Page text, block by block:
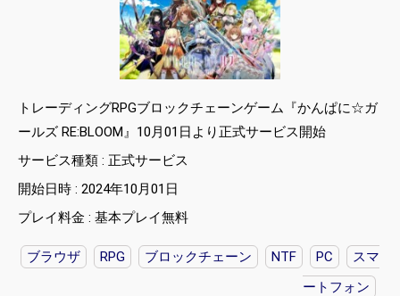
トレーディングRPGブロックチェーンゲーム『かんぱに☆ガ
ールズ RE:BLOOM』10月01日より正式サービス開始
サービス種類 : 正式サービス
開始日時 : 2024年10月01日
プレイ料金 : 基本プレイ無料
ブラウザ RPG ブロックチェーン NTF PC
スマ
ートフォン